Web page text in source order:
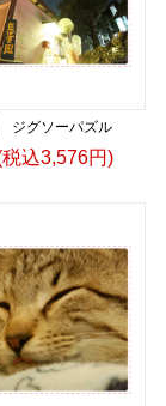
ジグソーパズル
込3,576円)